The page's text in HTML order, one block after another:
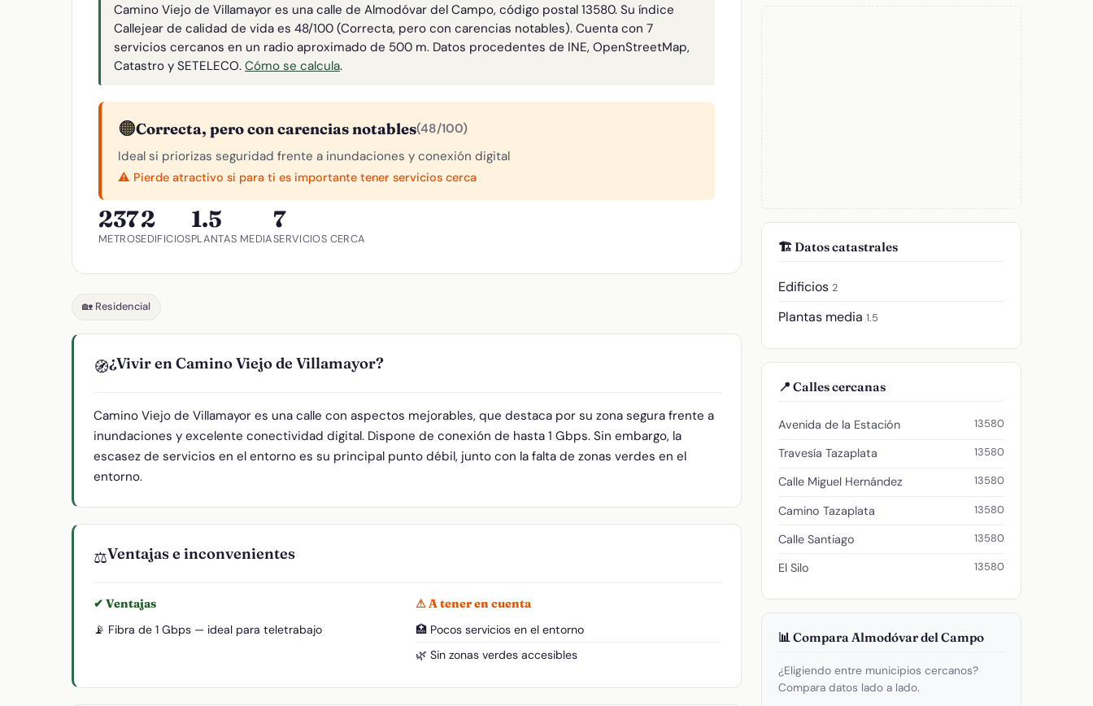
Camino Viejo de Villamayor es una calle de Almodóvar del Campo, código postal 13580. Su índice
Callejear de calidad de vida es 48/100 (Correcta, pero con carencias notables). Cuenta con 7
servicios cercanos en un radio aproximado de 500 m. Datos procedentes de INE, OpenStreetMap,
Catastro y SETELECO. Cómo se calcula.
🟠Correcta, pero con carencias notables(48/100)
Ideal si priorizas seguridad frente a inundaciones y conexión digital
⚠️ Pierde atractivo si para ti es importante tener servicios cerca
237
METROS
2
EDIFICIOS
1.5
PLANTAS MEDIA
7
SERVICIOS CERCA
🏡 Residencial
🧭¿Vivir en Camino Viejo de Villamayor?
Camino Viejo de Villamayor es una calle con aspectos mejorables, que destaca por su zona segura frente a
inundaciones y excelente conectividad digital. Dispone de conexión de hasta 1 Gbps. Sin embargo, la
escasez de servicios en el entorno es su principal punto débil, junto con la falta de zonas verdes en el
entorno.
⚖️Ventajas e inconvenientes
✔ Ventajas
📡 Fibra de 1 Gbps — ideal para teletrabajo
⚠ A tener en cuenta
🏥 Pocos servicios en el entorno
🌿 Sin zonas verdes accesibles
🏗️ Datos catastrales
Edificios 2
Plantas media 1.5
📍 Calles cercanas
Avenida de la Estación 13580
Travesía Tazaplata 13580
Calle Miguel Hernández 13580
Camino Tazaplata 13580
Calle Santiago 13580
El Silo 13580
📊 Compara Almodóvar del Campo
¿Eligiendo entre municipios cercanos?
Compara datos lado a lado.